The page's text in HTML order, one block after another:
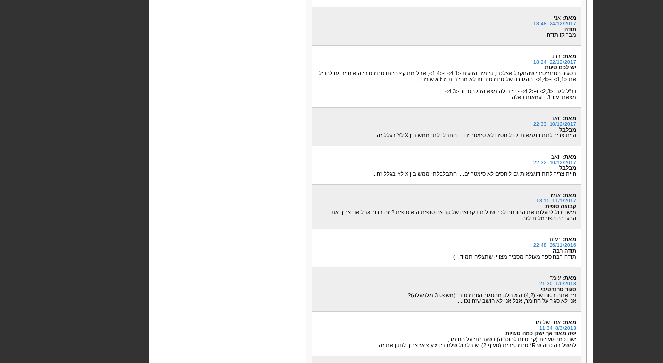
מאת: אני
24/12/2017 13:48
תודה
מברוק! תודה
מאת: ברק
22/12/2017 18:24
יש לכם טעות
בסגור הטרנזיטיבי שהתקבל אצלכם, קיימים הזוגות <4,1> ו-<1,4>, אבל מתוקף היותו טרנזיטיבי הוא חייב גם להכיל
את <1,1> ו-<4,4>. ההגדרה של טרנזיטיביות לא מחייבית a,b,c שונים.
כנ"ל לגבי <2,3> ו-<4,2> - חייב להימצא הזוג הסדור <4,3>.
מצאתי עוד 3 דוגמאות כאלה..
מאת: יואב
10/12/2017 22:33
מבלבל
היית צריך לתת דוגמאות גם ליחסים לא סימטריים.... התבלבלתי ממש בין X לY בגלל זה...
מאת: יואב
10/12/2017 22:32
מבלבל
היית צריך לתת דוגמאות גם ליחסים לא סימטריים.... התבלבלתי ממש בין X לY בגלל זה...
מאת: אמיר
11/1/2017 13:15
קבוצה סופית
מישו יכול להעלות את ההוכחה לכך שכל תת קבוצה של קבוצה סופית היא סופית ? זה ברור אבל אני צריך את
ההגדרה הפורמלית לזה ..
מאת: רעות
26/11/2016 22:48
תודה רבה
תודה רבה ספר מעולה מסביר מצויין שתצליח תמיד :-)
מאת: עומר
1/6/2013 21:30
סגור טרנזיטיבי
ניר אתה בטוח ש- (4,2) הוא חלק מהסגור הטרנזיטיבי (משפט 3 מלמעלה)?
אני לא סגור על החומר, אבל אני לא חושב שזה נכון...
מאת: אחד שלומד
8/3/2013 11:34
יפה מאוד אך ישנן כמה טעויות
ישנן כמה טעויות (קריטיות להוכחה) כשעברתי על החומר,
למשל בהוכחה ש R* טרנזיטיבית (סעיף 2) יש בלבול שלם בין x,y,z אז צריך לתקן את זה.